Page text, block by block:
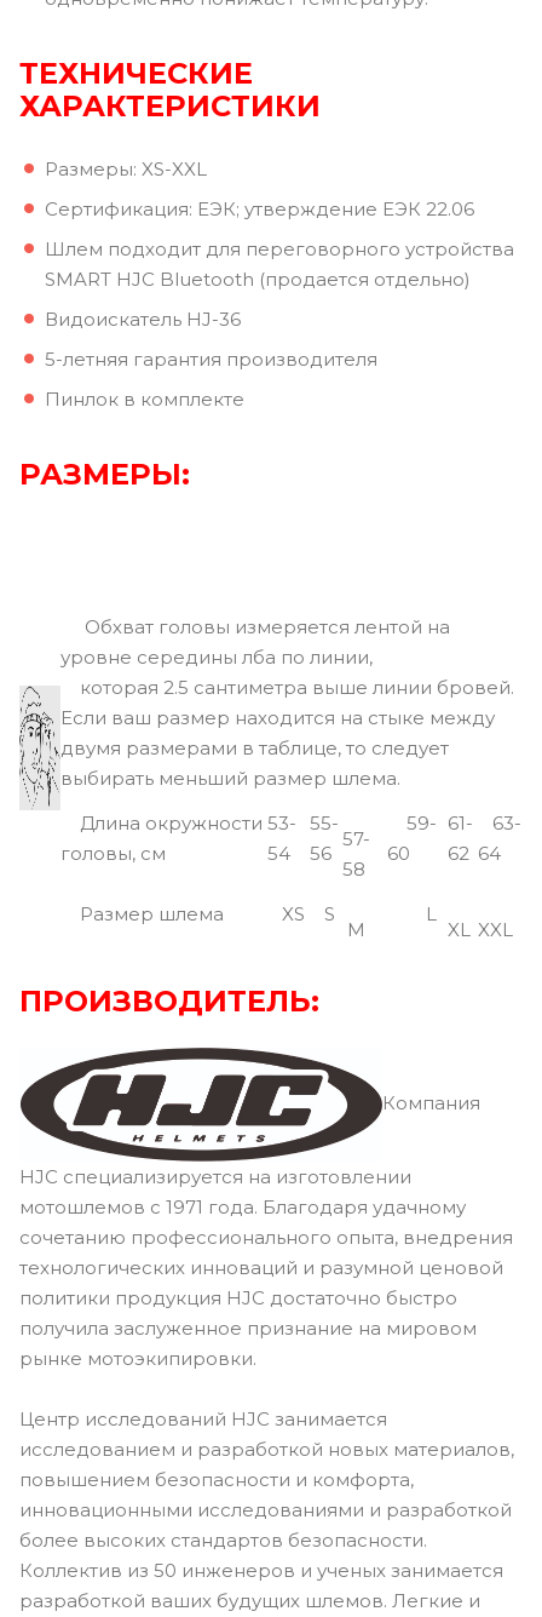
ТЕХНИЧЕСКИЕ
ХАРАКТЕРИСТИКИ
Размеры: XS-XXL
Сертификация: ЕЭК; утверждение ЕЭК 22.06
Шлем подходит для переговорного устройства
SMART HJC Bluetooth (продается отдельно)
Видоискатель HJ-36
5-летняя гарантия производителя
Пинлок в комплекте
РАЗМЕРЫ:
Обхват головы измеряется лентой на
уровне середины лба по линии,
которая 2.5 сантиметра выше линии бровей.
Если ваш размер находится на стыке между
двумя размерами в таблице, то следует
выбирать меньший размер шлема.
Длина окружности
головы, см
53-
54
55-
56
57-
58
59-
60
61-
62
63-
64
Размер шлема XS S
M
L
XL XXL
ПРОИЗВОДИТЕЛЬ:
Компания
HJC специализируется на изготовлении
мотошлемов с 1971 года. Благодаря удачному
сочетанию профессионального опыта, внедрения
технологических инноваций и разумной ценовой
политики продукция HJC достаточно быстро
получила заслуженное признание на мировом
рынке мотоэкипировки.
Центр исследований HJC занимается
исследованием и разработкой новых материалов,
повышением безопасности и комфорта,
инновационными исследованиями и разработкой
более высоких стандартов безопасности.
Коллектив из 50 инженеров и ученых занимается
разработкой ваших будущих шлемов. Легкие и